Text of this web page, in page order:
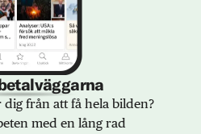
från att få hela bilden?
med en lång rad